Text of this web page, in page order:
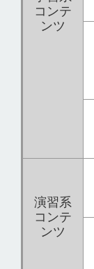
コンテ
ンツ
演習系
コンテ
ンツ